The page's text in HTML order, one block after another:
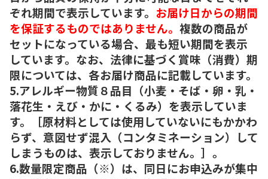
ぞれ期間で表示しています。 お届け日からの期間
を保証するものではありません。 複数の商品が
セットになっている場合、最も短い期間を表示
しています。なお、法律に基づく賞味（消費）期
限については、各お届け商品に記載しています。
5.アレルギー物質８品目（小麦・そば・卵・乳・
落花生・えび・かに・くるみ）を表示していま
す。［原材料としては使用していないにもかかわ
らず、意図せず混入（コンタミネーション）して
しまうものは、表示しておりません。］。
6.数量限定商品（※）は、同日にお申込みが集中